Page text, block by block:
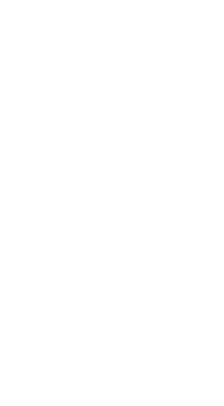
a kúpeľňou; vhodné pre rodiny
často so zvýšeným komfortom a